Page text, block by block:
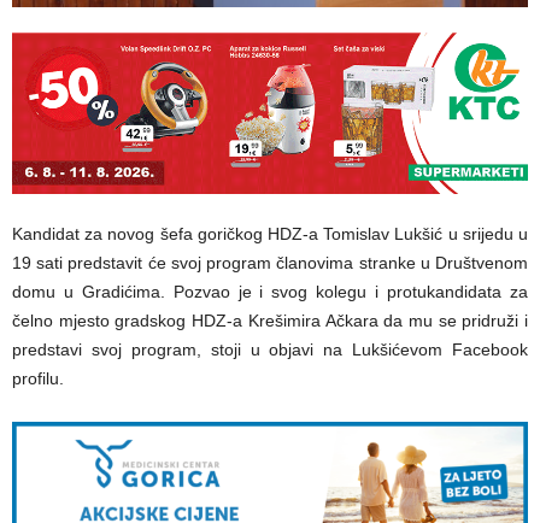
Kandidat za novog šefa goričkog HDZ-a Tomislav Lukšić u srijedu u
19 sati predstavit će svoj program članovima stranke u Društvenom
domu u Gradićima. Pozvao je i svog kolegu i protukandidata za
čelno mjesto gradskog HDZ-a Krešimira Ačkara da mu se pridruži i
predstavi svoj program, stoji u objavi na Lukšićevom Facebook
profilu.